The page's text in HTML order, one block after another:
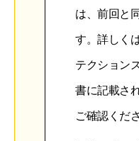
は、前回と
す。詳しく
テクション
書に記載さ
ご確認くだ